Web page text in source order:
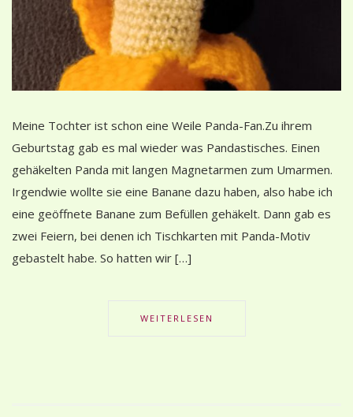
Meine Tochter ist schon eine Weile Panda-Fan.Zu ihrem
Geburtstag gab es mal wieder was Pandastisches. Einen
gehäkelten Panda mit langen Magnetarmen zum Umarmen.
Irgendwie wollte sie eine Banane dazu haben, also habe ich
eine geöffnete Banane zum Befüllen gehäkelt. Dann gab es
zwei Feiern, bei denen ich Tischkarten mit Panda-Motiv
gebastelt habe. So hatten wir […]
WEITERLESEN